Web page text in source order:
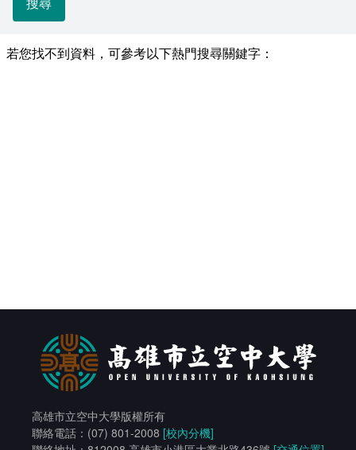
若您找不到資料，可參考以下熱門搜尋關鍵字：
高雄市立空中大學版權所有
聯絡電話：(07) 801-2008 [校內分機]